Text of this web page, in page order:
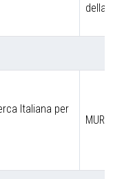
della
Italiana per
MUR